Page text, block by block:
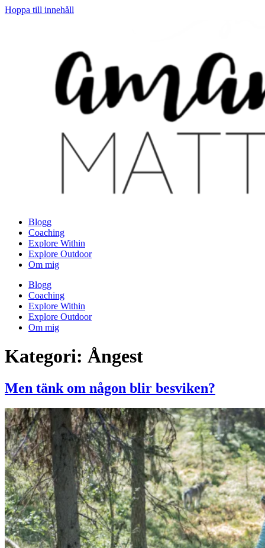
Hoppa till innehåll
Blogg
Coaching
Explore Within
Explore Outdoor
Om mig
Blogg
Coaching
Explore Within
Explore Outdoor
Om mig
Kategori: Ångest
Men tänk om någon blir besviken?